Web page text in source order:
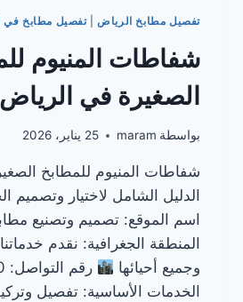
تفصيل مطابخ الرياض |تفصيل مطابخ في
شفاطات المنيوم
الصغيرة في الرياض
بواسطة maram 25 يناير، 2026
شفاطات المنيوم للمطابخ
الدليل الشامل لاختيار وتصميم
اسم الموقع: تصميم وتصنيع
المنطقة الجغرافية: نقدم
وجميع أحيائها
الخدمات الأساسية: تفصيل